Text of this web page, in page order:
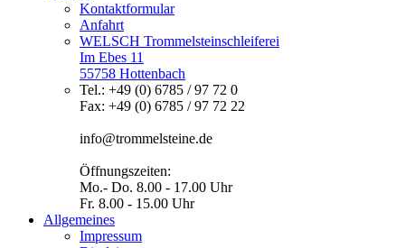
Kontaktformular
Anfahrt
WELSCH Trommelsteinschleiferei
Im Ebes 11
55758 Hottenbach
Tel.: +49 (0) 6785 / 97 72 0
Fax: +49 (0) 6785 / 97 72 22
info@trommelsteine.de
Öffnungszeiten:
Mo.- Do. 8.00 - 17.00 Uhr
Fr. 8.00 - 15.00 Uhr
Allgemeines
Impressum